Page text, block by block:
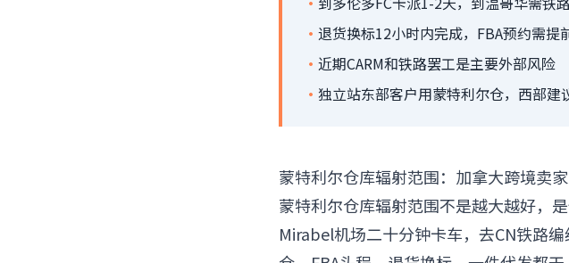
· 退货换标12小时内完成，FBA预约需提
· 近期CARM和铁路罢工是主要外部风险
· 独立站东部客户用蒙特利尔仓，西部建
蒙特利尔仓库辐射范围：加拿大跨境卖
蒙特利尔仓库辐射范围不是越大越好，
Mirabel机场二十分钟卡车，去CN铁路